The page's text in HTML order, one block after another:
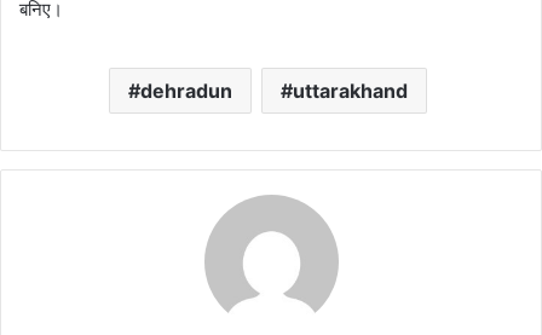
बनिए।
dehradun uttarakhand